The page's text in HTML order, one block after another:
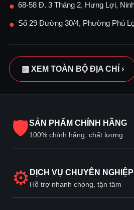
● 68-58 Đ. 3 Tháng 2, Hưng Lợi,
● Số 29 Đường 30/4, Phường Phú
▦ XEM TOÀN BỘ ĐỊA CHỈ ›
🛡SẢN PHẨM CHÍNH HÃNG
100% chính hãng, chất lượng
⚙ DỊCH VỤ CHUYÊN NGHIỆP
Hỗ trợ nhanh chóng, tận tâm